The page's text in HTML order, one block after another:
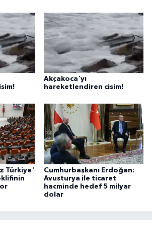
Akçakoca'yı
hareketlendiren cisim!
Türkiye'
Cumhurbaşkanı Erdoğan:
Avusturya ile ticaret
hacminde hedef 5 milyar
dolar